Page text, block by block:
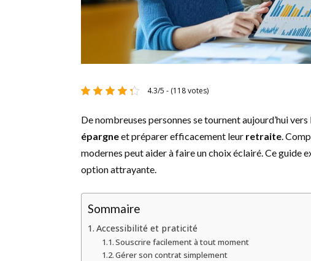
4.3/5 - (118 votes)
De nombreuses personnes se tournent aujourd’hui vers
épargneet préparer efficacement leur retraite .
modernes peut aider à faire un choix éclairé. Ce guide
option attrayante.
Sommaire
Accessibilité et praticité
Souscrire facilement à tout moment
Gérer son contrat simplement